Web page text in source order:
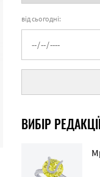
від сьогодні:
ВИБІР